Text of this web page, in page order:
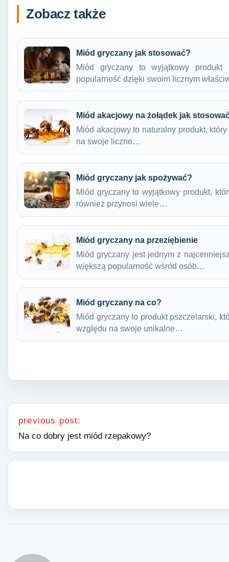
Zobacz także
Miód gryczany jak stosować?
Miód gryczany to wyjątkowy
popularność dzięki swoim licznym
Miód akacjowy na żołądek jak
Miód akacjowy to naturalny produkt,
na swoje liczne…
Miód gryczany jak spożywać?
Miód gryczany to wyjątkowy produkt,
również przynosi wiele…
Miód gryczany na przeziębienie
Miód gryczany jest jednym z
większą popularność wśród osób…
Miód gryczany na co?
Miód gryczany to produkt pszczelarski,
względu na swoje unikalne…
Nawigacja wpisu
previous post:
Na co dobry jest miód rzepakowy?